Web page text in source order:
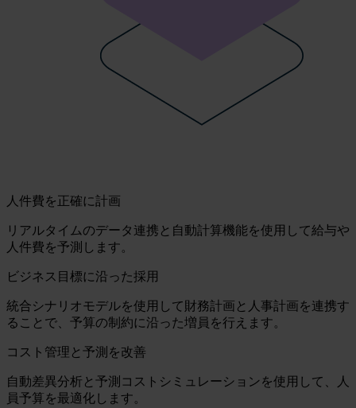
人件費を正確に計画
リアルタイムのデータ連携と自動計算機能を使用して給与や
人件費を予測します。
ビジネス目標に沿った採用
統合シナリオモデルを使用して財務計画と人事計画を連携す
ることで、予算の制約に沿った増員を行えます。
コスト管理と予測を改善
自動差異分析と予測コストシミュレーションを使用して、人
員予算を最適化します。